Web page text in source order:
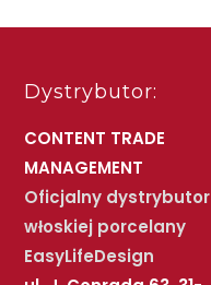
Dystrybutor:
CONTENT TRADE
MANAGEMENT
Oficjalny dystrybutor
włoskiej porcelany
EasyLifeDesign